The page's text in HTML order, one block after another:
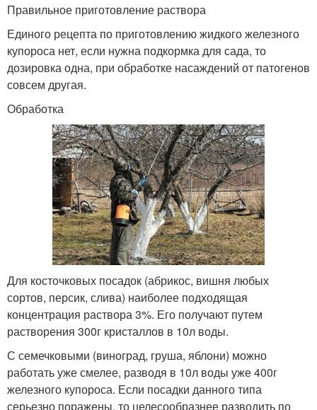
Правильное приготовление раствора
Единого рецепта по приготовлению жидкого железного
купороса нет, если нужна подкормка для сада, то
дозировка одна, при обработке насаждений от патогенов
совсем другая.
Обработка
Для косточковых посадок (абрикос, вишня любых
сортов, персик, слива) наиболее подходящая
концентрация раствора 3%. Его получают путем
растворения 300г кристаллов в 10л воды.
С семечковыми (виноград, груша, яблони) можно
работать уже смелее, разводя в 10л воды уже 400г
железного купороса. Если посадки данного типа
серьезно поражены, то целесообразнее разводить по